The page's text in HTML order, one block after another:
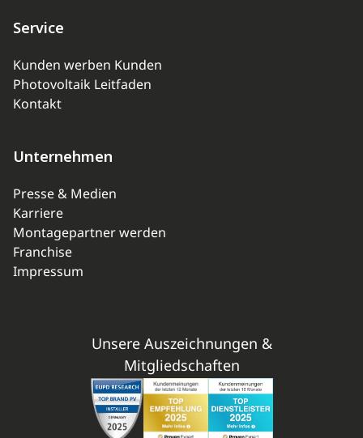
Service
Kunden werben Kunden
Photovoltaik Leitfaden
Kontakt
Unternehmen
Presse & Medien
Karriere
Montagepartner werden
Franchise
Impressum
Unsere Auszeichnungen &
Mitgliedschaften